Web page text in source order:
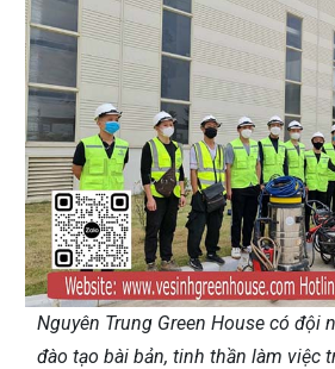
Nguyên Trung Green House có đội
đào tạo bài bản, tinh thần làm việc